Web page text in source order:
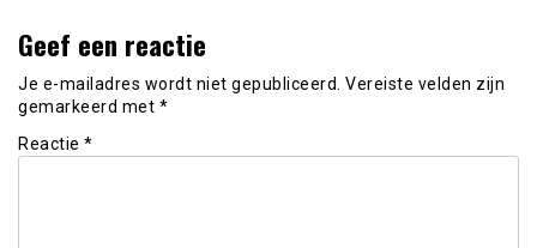
Geef een reactie
Je e-mailadres wordt niet gepubliceerd. Vereiste velden zijn
gemarkeerd met *
Reactie *